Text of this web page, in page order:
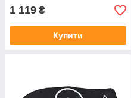
1 119 ₴
Купити